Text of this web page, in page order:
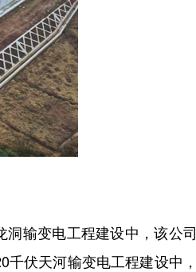
输变电工程建设中，该公司
千伏天河输变电工程建设中，